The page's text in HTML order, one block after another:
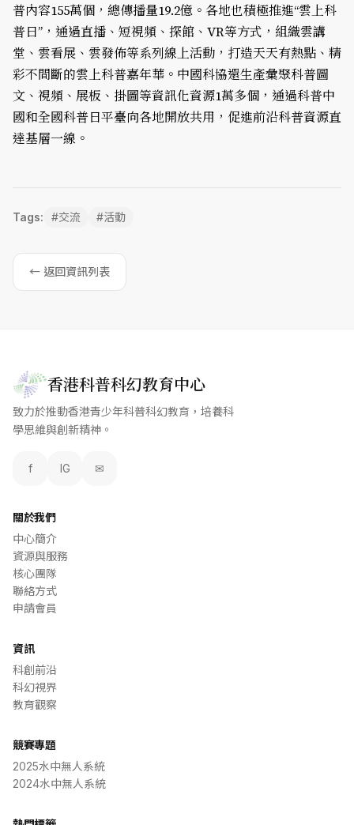
普內容155萬個，總傳播量19.2億。各地也積極推進“雲上科
普日”，通過直播、短視頻、探館、VR等方式，組織雲講
堂、雲看展、雲發佈等系列線上活動，打造天天有熱點、精
彩不間斷的雲上科普嘉年華。中國科協還生產彙聚科普圖
文、視頻、展板、掛圖等資訊化資源1萬多個，通過科普中
國和全國科普日平臺向各地開放共用，促進前沿科普資源直
達基層一線。
Tags: #交流 #活動
← 返回資訊列表
香港科普科幻教育中心
致力於推動香港青少年科普科幻教育，培養科
學思維與創新精神。
f IG ✉
關於我們
中心簡介
資源與服務
核心團隊
聯絡方式
申請會員
資訊
科創前沿
科幻視界
教育觀察
競賽專題
2025水中無人系統
2024水中無人系統